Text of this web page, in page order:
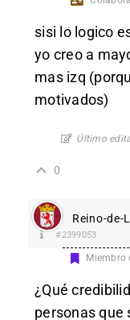
sisi lo logico
yo creo a
mas izq
motivados)
Último
0
Reino-de-
#2399053
Miembro
¿Qué
personas que